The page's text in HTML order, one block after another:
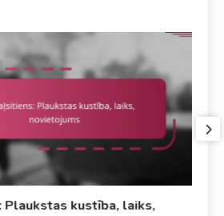
kustība, laiks,